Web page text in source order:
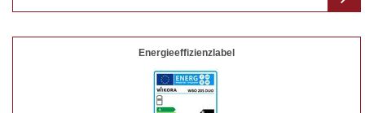
Energieeffizienzlabel